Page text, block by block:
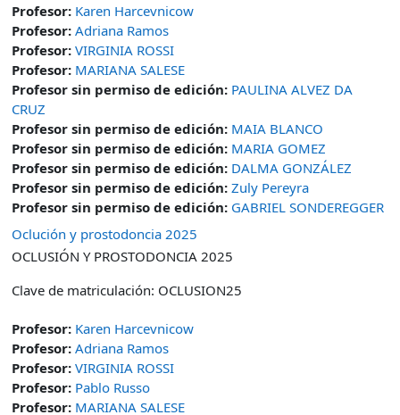
Profesor: Karen Harcevnicow
Profesor: Adriana Ramos
Profesor: VIRGINIA ROSSI
Profesor: MARIANA SALESE
Profesor sin permiso de edición: PAULINA ALVEZ DA
CRUZ
Profesor sin permiso de edición: MAIA BLANCO
Profesor sin permiso de edición: MARIA GOMEZ
Profesor sin permiso de edición: DALMA GONZÁLEZ
Profesor sin permiso de edición: Zuly Pereyra
Profesor sin permiso de edición: GABRIEL SONDEREGGER
Oclución y prostodoncia 2025
OCLUSIÓN Y PROSTODONCIA 2025
Clave de matriculación: OCLUSION25
Profesor: Karen Harcevnicow
Profesor: Adriana Ramos
Profesor: VIRGINIA ROSSI
Profesor: Pablo Russo
Profesor: MARIANA SALESE